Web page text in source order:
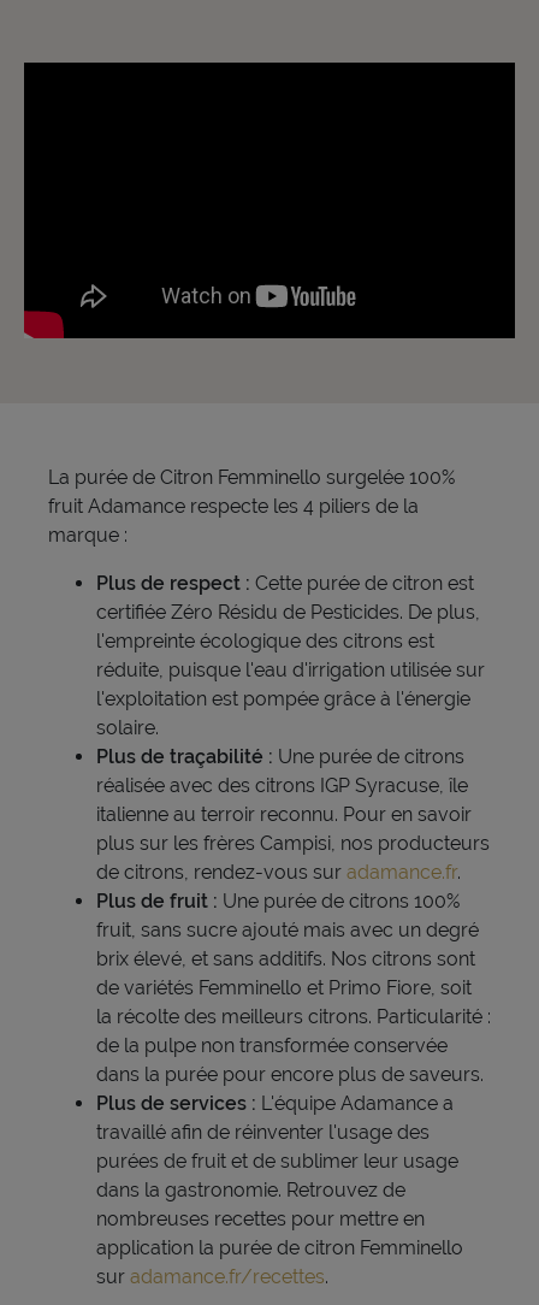
La purée de Citron Femminello surgelée 100%
fruit Adamance respecte les 4 piliers de la
marque :
Plus de respect : Cette purée de citron est
certifiée Zéro Résidu de Pesticides. De plus,
l'empreinte écologique des citrons est
réduite, puisque l'eau d'irrigation utilisée sur
l'exploitation est pompée grâce à l'énergie
solaire.
Plus de traçabilité : Une purée de citrons
réalisée avec des citrons IGP Syracuse, île
italienne au terroir reconnu. Pour en savoir
plus sur les frères Campisi, nos producteurs
de citrons, rendez-vous sur adamance.fr.
Plus de fruit : Une purée de citrons 100%
fruit, sans sucre ajouté mais avec un degré
brix élevé, et sans additifs. Nos citrons sont
de variétés Femminello et Primo Fiore, soit
la récolte des meilleurs citrons. Particularité :
de la pulpe non transformée conservée
dans la purée pour encore plus de saveurs.
Plus de services : L'équipe Adamance a
travaillé afin de réinventer l'usage des
purées de fruit et de sublimer leur usage
dans la gastronomie. Retrouvez de
nombreuses recettes pour mettre en
application la purée de citron Femminello
sur adamance.fr/recettes.